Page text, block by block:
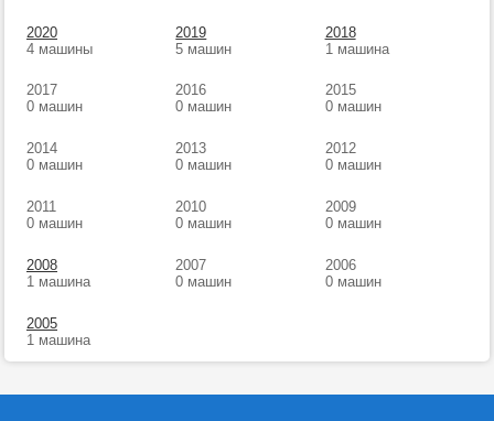
2020
4 машины
2019
5 машин
2018
1 машина
2017
0 машин
2016
0 машин
2015
0 машин
2014
0 машин
2013
0 машин
2012
0 машин
2011
0 машин
2010
0 машин
2009
0 машин
2008
1 машина
2007
0 машин
2006
0 машин
2005
1 машина